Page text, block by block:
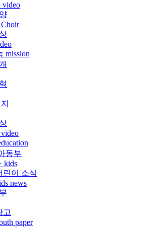
video
Choir
동부
kids
린이 소식
news
고
paper